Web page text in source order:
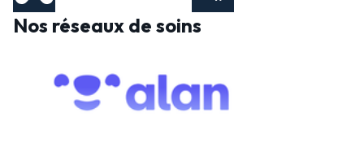
Nos réseaux de soins